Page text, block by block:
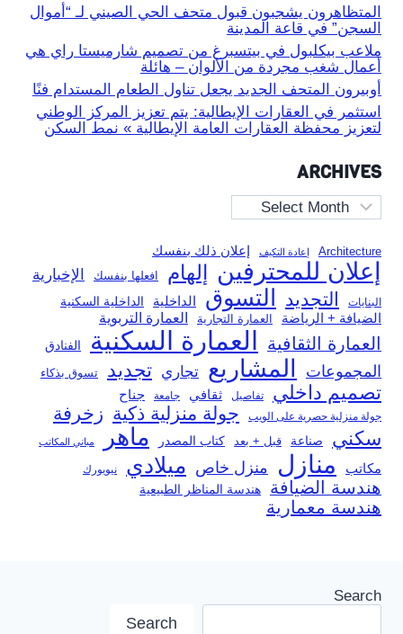
المتظاهرون يشجبون قبول متحف الحي الصيني لـ “أموال
السجن” في قاعة المدينة
ملاعب بيكلبول في بيتسبرغ من تصميم شارميستا راي هي
أعمال شغب مجردة من الألوان – هائلة
أوبيرون المتحف الجديد يجعل تناول الطعام المستدام فنًا
استثمر في العقارات الإيطالية: يتم تعزيز المركز الوطني
لتعزيز محفظة العقارات العامة الإيطالية » نمط السكن
ARCHIVES
Archives
Architecture إعادة التكيف إعلان ذلك بنفسك
إعلان للمحترفين إلهام افعلها بنفسك الإخبارية
البنايات التجديد التسوق الداخلية الداخلية السكنية
الضيافة + الرياضة العمارة التجارية العمارة التربوية
العمارة الثقافية العمارة السكنية الفنادق
المجموعات المشاريع تجاري تجديد تسوق بذكاء
تصميم داخلي تفاصيل ثقافي جامعة جناح
جولة منزلية حصرية على الويب جولة منزلية ذكية زخرفة
سكني صناعة قبل + بعد كتاب المصدر ماهر مباني المكاتب
مكاتب منازل منزل خاص ميلادي نيويورك
هندسة الضيافة هندسة المناظر الطبيعية
هندسة معمارية
Search
Search